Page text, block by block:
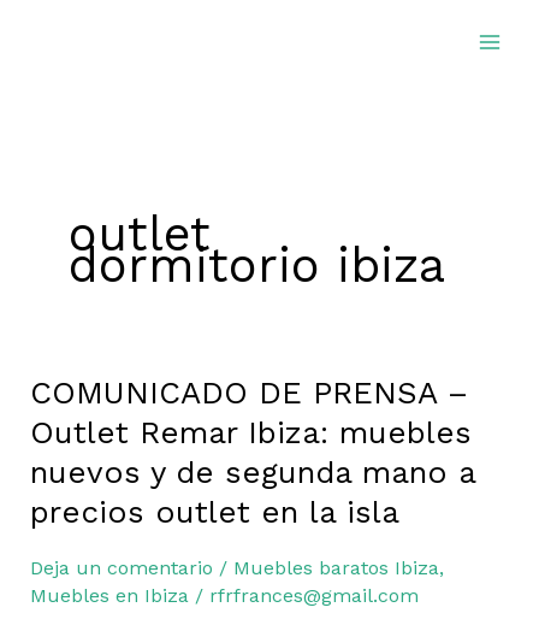
outlet
dormitorio ibiza
COMUNICADO DE PRENSA –
Outlet Remar Ibiza: muebles
nuevos y de segunda mano a
precios outlet en la isla
Deja un comentario / Muebles baratos Ibiza,
Muebles en Ibiza/ rfrfrances@gmail.com
COMUNICADO
DE
PRENSA
–
Outlet
Ibiza:
muebles